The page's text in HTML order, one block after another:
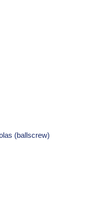
(ballscrew)